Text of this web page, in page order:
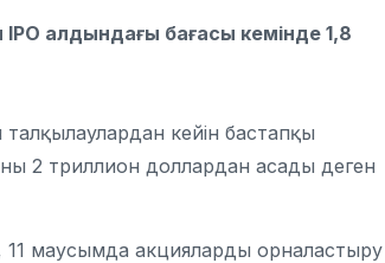
алдындағы бағасы кемінде 1,8
кейін бастапқы
2 триллион доллардан асады деген
маусымда акцияларды орналастыру